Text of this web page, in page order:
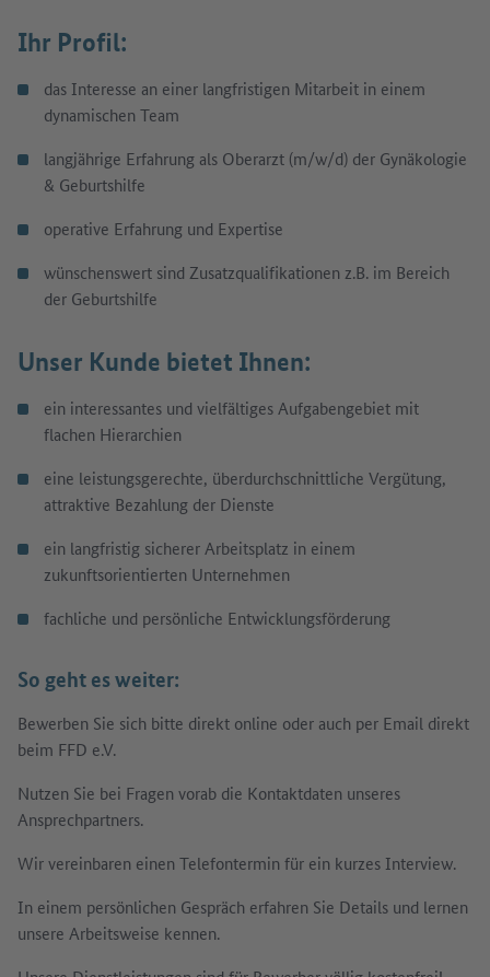
Ihr Profil:
das Interesse an einer langfristigen Mitarbeit in einem
dynamischen Team
langjährige Erfahrung als Oberarzt (m/w/d) der Gynäkologie
& Geburtshilfe
operative Erfahrung und Expertise
wünschenswert sind Zusatzqualifikationen z.B. im Bereich
der Geburtshilfe
Unser Kunde bietet Ihnen:
ein interessantes und vielfältiges Aufgabengebiet mit
flachen Hierarchien
eine leistungsgerechte, überdurchschnittliche Vergütung,
attraktive Bezahlung der Dienste
ein langfristig sicherer Arbeitsplatz in einem
zukunftsorientierten Unternehmen
fachliche und persönliche Entwicklungsförderung
So geht es weiter:
Bewerben Sie sich bitte direkt online oder auch per Email direkt
beim FFD e.V.
Nutzen Sie bei Fragen vorab die Kontaktdaten unseres
Ansprechpartners.
Wir vereinbaren einen Telefontermin für ein kurzes Interview.
In einem persönlichen Gespräch erfahren Sie Details und lernen
unsere Arbeitsweise kennen.